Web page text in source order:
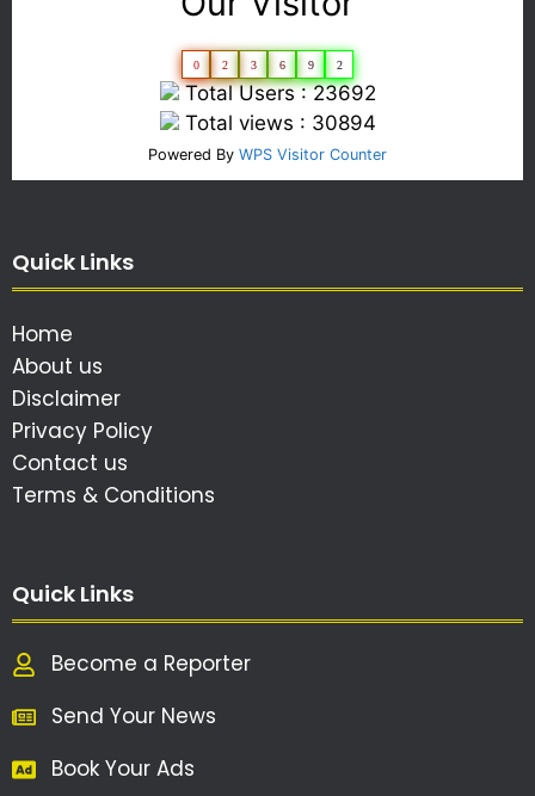
0 2 3 6 9 2
Total Users : 23692
Total views : 30894
Powered By WPS Visitor Counter
Quick Links
Home
About us
Disclaimer
Privacy Policy
Contact us
Terms & Conditions
Quick Links
Become a Reporter
Send Your News
Book Your Ads